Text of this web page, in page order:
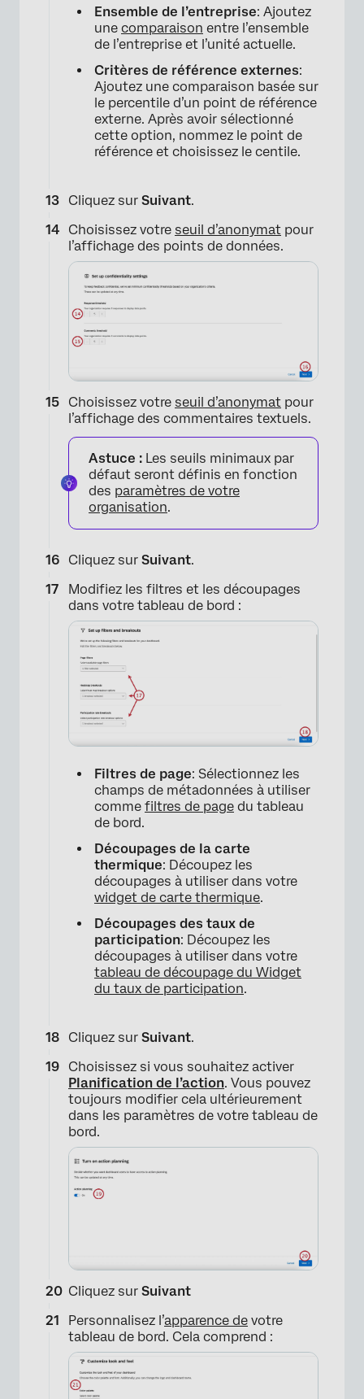
×
Ensemble de l’entreprise: Ajoutez
une comparaison entre l’ensemble
de l’entreprise et l’unité actuelle.
Critères de référence externes:
Ajoutez une comparaison basée sur
le percentile d’un point de référence
externe. Après avoir sélectionné
cette option, nommez le point de
référence et choisissez le centile.
Cliquez sur Suivant.
Choisissez votre seuil d’anonymat pour
l’affichage des points de données.
×
Choisissez votre seuil d’anonymat pour
l’affichage des commentaires textuels.
Astuce : Les seuils minimaux par
défaut seront définis en fonction
des paramètres de votre
organisation.
Cliquez sur Suivant.
Modifiez les filtres et les découpages
dans votre tableau de bord :
×
Filtres de page: Sélectionnez les
champs de métadonnées à utiliser
comme filtres de page du tableau
de bord.
Découpages de la carte
thermique: Découpez les
découpages à utiliser dans votre
widget de carte thermique.
Découpages des taux de
participation: Découpez les
découpages à utiliser dans votre
tableau de découpage du Widget
du taux de participation.
Cliquez sur Suivant.
Choisissez si vous souhaitez activer
Planification de l’action. Vous pouvez
toujours modifier cela ultérieurement
dans les paramètres de votre tableau de
bord.
Cliquez sur Suivant
Personnalisez l’apparence de votre
tableau de bord. Cela comprend :